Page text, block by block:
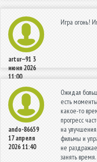
artur--91 3
июня 2026
11:00
Игра огонь!
ando-86659
17 апреля
2026 11:40
Ожидал
есть
какое-то
прогресс
на
фильмы и
не
занять время.